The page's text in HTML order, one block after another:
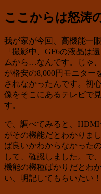
ここからは怒涛
我が家が今回、高機能一
「撮影中、GF6の液晶は
ムから…なんです。じゃ
が格安の8,000円モニター
されなかったんです。初
像をそこにあるテレビで
す。
で、調べてみると、
がその機能だとわかりま
ば良いかわからなかった
して、確認しました。で
機能の機種ばかりだとわ
い、明記してもらいたい！